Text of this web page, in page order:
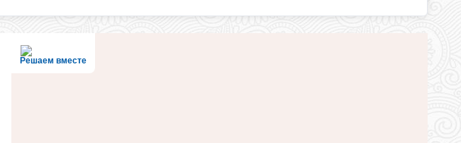
Решаем вместе